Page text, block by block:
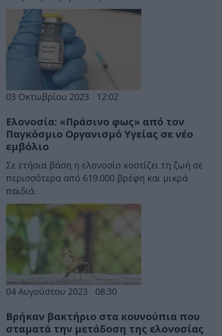
03 Οκτωβρίου 2023 12:02
Ελονοσία: «Πράσινο φως» από τον
Παγκόσμιο Οργανισμό Υγείας σε νέο
εμβόλιο
Σε ετήσια βάση η ελονοσία κοστίζει τη ζωή σε
περισσότερα από 619.000 βρέφη και μικρά
παιδιά.
04 Αυγούστου 2023 08:30
Βρήκαν βακτήριο στα κουνούπια που
σταματά την μετάδοση της ελονοσίας